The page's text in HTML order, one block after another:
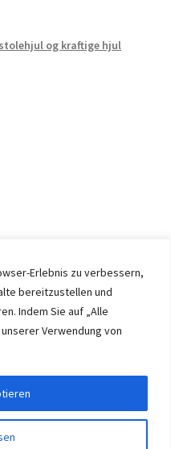
Erlebnis zu verbessern,
bereitzustellen und
Indem Sie auf „Alle
Verwendung von
og kraftige hjul
member of the ERUON